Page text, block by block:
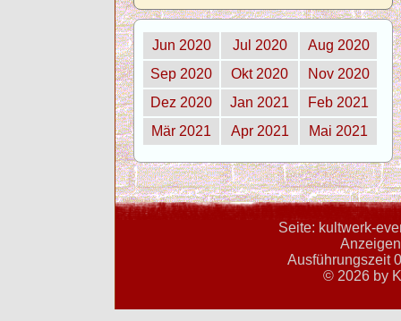
Jun 2020 Jul 2020
Aug 2020
Sep 2020
Okt 2020
Nov 2020
Dez 2020
Jan 2021
Feb 2021
Mär 2021
Apr 2021 Mai 2021
Seite: kultwerk-
Ausführungszeit
© 2026 by